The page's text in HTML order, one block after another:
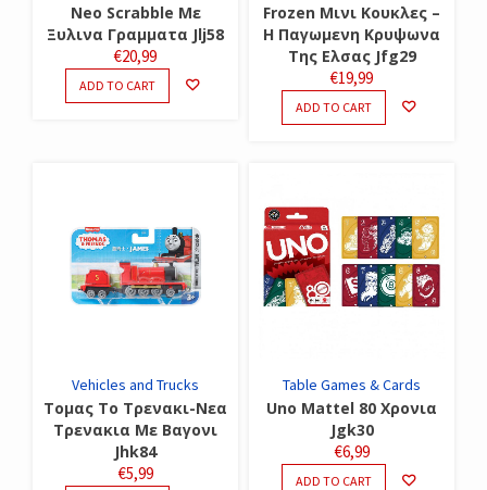
Neo Scrabble Με
Ξυλινα Γραμματα Jlj58
€20,99
ADD TO CART
Frozen Μινι Κουκλες –
Η Παγωμενη Κρυψωνα
Της Ελσας Jfg29
€19,99
ADD TO CART
Vehicles and Trucks
Τομας Το Τρενακι-Νεα
Τρενακια Με Βαγονι
Jhk84
€5,99
Table Games & Cards
Uno Mattel 80 Χρονια
Jgk30
€6,99
ADD TO CART